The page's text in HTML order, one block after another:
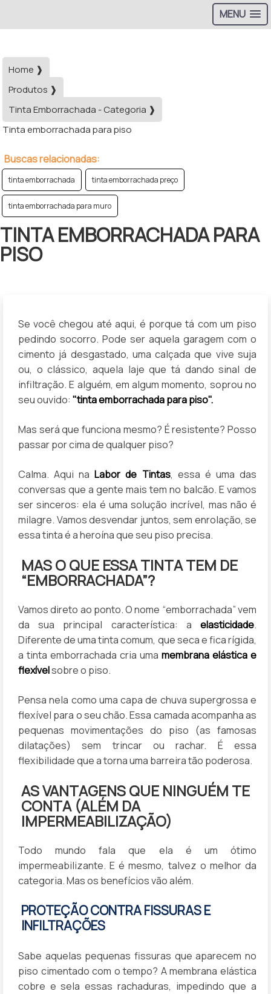
MENU
Home ❱
Produtos ❱
Tinta Emborrachada - Categoria ❱
Tinta emborrachada para piso
Buscas relacionadas:
tinta emborrachada tinta emborrachada preço
tinta emborrachada para muro
TINTA EMBORRACHADA PARA
PISO
Se você chegou até aqui, é porque tá com um piso
pedindo socorro. Pode ser aquela garagem com o
cimento já desgastado, uma calçada que vive suja
ou, o clássico, aquela laje que tá dando sinal de
infiltração. E alguém, em algum momento, soprou no
seu ouvido: "tinta emborrachada para piso".
Mas será que funciona mesmo? É resistente? Posso
passar por cima de qualquer piso?
Calma. Aqui naLabor de Tintas, essa é uma das
conversas que a gente mais tem no balcão. E vamos
ser sinceros: ela é uma solução incrível, mas não é
milagre. Vamos desvendar juntos, sem enrolação, se
essa tinta é a heroína que seu piso precisa.
MAS O QUE ESSA TINTA TEM DE
“EMBORRACHADA”?
Vamos direto ao ponto. O nome “emborrachada” vem
da sua principal característica: a elasticidade.
Diferente de uma tinta comum, que seca e fica rígida,
a tinta emborrachada cria uma membrana elástica e
flexívelsobre o piso.
Pensa nela como uma capa de chuva supergrossa e
flexível para o seu chão. Essa camada acompanha as
pequenas movimentações do piso (as famosas
dilatações) sem trincar ou rachar. É essa
flexibilidade que a torna uma barreira tão poderosa.
AS VANTAGENS QUE NINGUÉM TE
CONTA (ALÉM DA
IMPERMEABILIZAÇÃO)
Todo mundo fala que ela é um ótimo
impermeabilizante. E é mesmo, talvez o melhor da
categoria. Mas os benefícios vão além.
PROTEÇÃO CONTRA FISSURAS E
INFILTRAÇÕES
Sabe aquelas pequenas fissuras que aparecem no
piso cimentado com o tempo? A membrana elástica
cobre e sela essas rachaduras, impedindo que a